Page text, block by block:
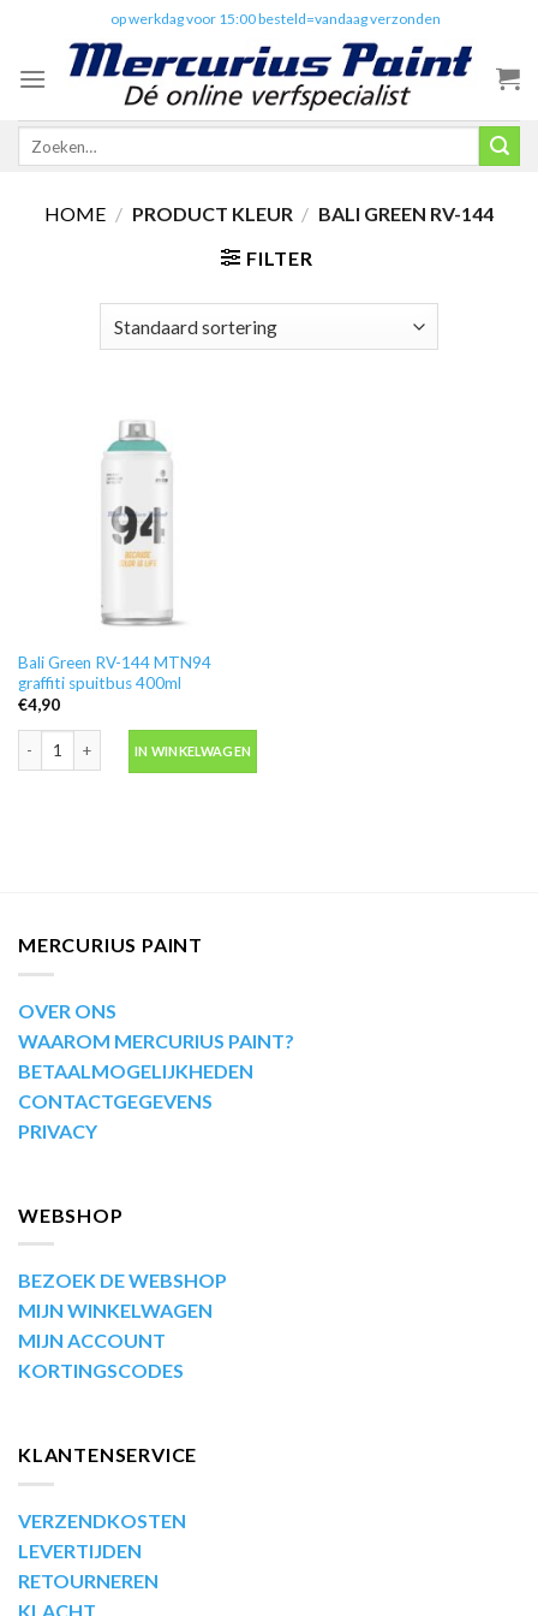
content
op werkdag voor 15:00 besteld=vandaag verzonden
Zoeken
HOME / PRODUCT KLEUR / BALI GREEN RV-144
FILTER
Bali Green RV-144 MTN94
graffiti spuitbus 400ml
€4,90
IN WINKELWAGEN
MERCURIUS PAINT
OVER ONS
WAAROM MERCURIUS PAINT?
BETAALMOGELIJKHEDEN
CONTACTGEGEVENS
PRIVACY
WEBSHOP
BEZOEK DE WEBSHOP
MIJN WINKELWAGEN
MIJN ACCOUNT
KORTINGSCODES
KLANTENSERVICE
VERZENDKOSTEN
LEVERTIJDEN
RETOURNEREN
KLACHT